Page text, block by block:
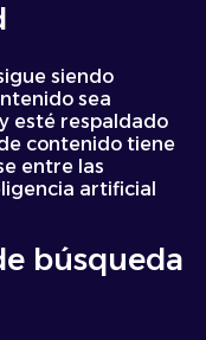
siendo
sea
esté respaldado
contenido tiene
entre las
artificial
búsqueda